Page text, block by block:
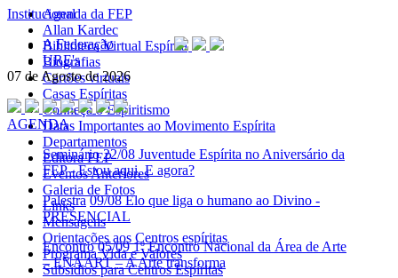
Agenda da FEP
Allan Kardec
Biblioteca Virtual Espírita
Biografias
Cartões virtuais
Casas Espíritas
Conheça o Espiritismo
Datas Importantes ao Movimento Espírita
Departamentos
Editora FEP
Eventos Anteriores
Galeria de Fotos
Links
Mensagens
Orientações aos Centros espíritas
Programa Vida e Valores
Subsídios para Centros Espíritas
Institucional
A Federação
URE's
07 de Agosto de 2026
AGENDA
Seminário 22/08 Juventude Espírita no Aniversário da
FEP - Estou aqui. E agora?
Palestra 09/08 Elo que liga o humano ao Divino -
PRESENCIAL
Encontro 05/09 1º Encontro Nacional da Área de Arte
– ENAART – A Arte transforma